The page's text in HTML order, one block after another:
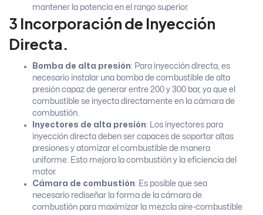
mantener la potencia en el rango superior.
3 Incorporación de Inyección
Directa.
Bomba de alta presión: Para inyección directa, es
necesario instalar una bomba de combustible de alta
presión capaz de generar entre 200 y 300 bar, ya que el
combustible se inyecta directamente en la cámara de
combustión.
Inyectores de alta presión: Los inyectores para
inyección directa deben ser capaces de soportar altas
presiones y atomizar el combustible de manera
uniforme. Esto mejora la combustión y la eficiencia del
motor.
Cámara de combustión: Es posible que sea
necesario rediseñar la forma de la cámara de
combustión para maximizar la mezcla aire-combustible